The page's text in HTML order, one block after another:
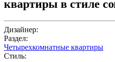
квартиры в стиле
Дизайнер:
Раздел:
Четырехкомнатные квартиры
Стиль: